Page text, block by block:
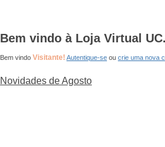
Bem vindo à Loja Virtual
Bem vindo Visitante! Autentique-se ou crie uma nova
Novidades de Agosto